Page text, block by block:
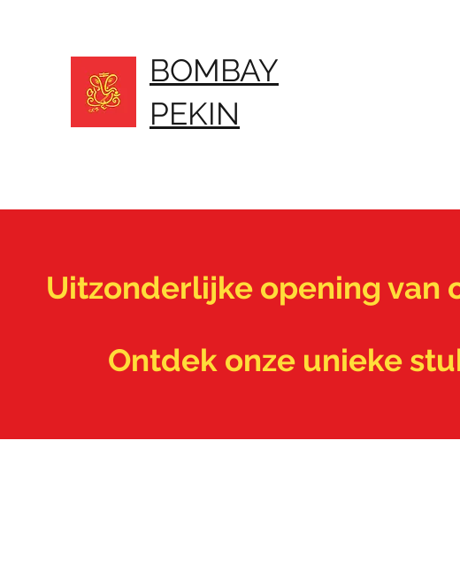
BOMBAY
PEKIN
Uitzonderlijke opening van
Ontdek onze unieke